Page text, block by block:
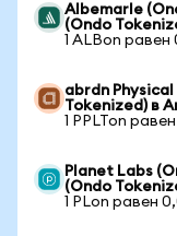
Albemarle
(Ondo
1 ALBon
abrdn Physical
Tokenized) в
1 PPLTon
Planet Labs
(Ondo
1 PLon равен